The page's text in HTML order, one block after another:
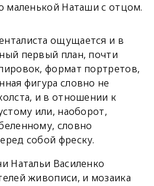
маленькой Наташи с отцом.
ощущается и в
первый план, почти
формат портретов,
фигура словно не
и в отношении к
или, наоборот,
словно
собой фреску.
Натальи Василенко
живописи, и мозаика